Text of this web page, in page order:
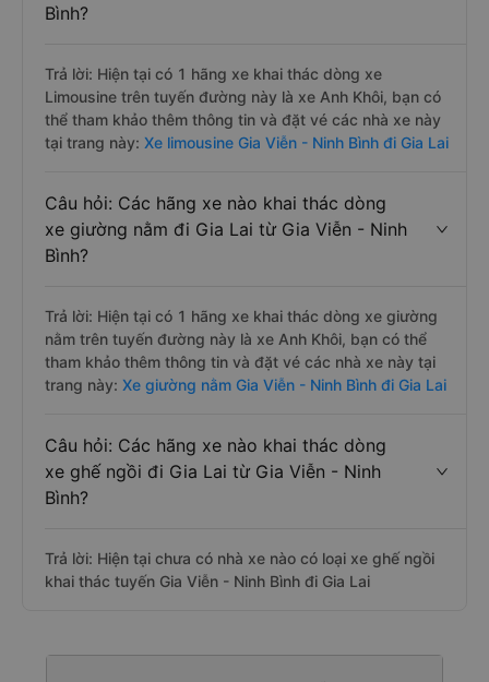
Bình?
Trả lời: Hiện tại có 1 hãng xe khai thác dòng xe
Limousine trên tuyến đường này là xe Anh Khôi, bạn có
thể tham khảo thêm thông tin và đặt vé các nhà xe này
tại trang này: Xe limousine Gia Viễn - Ninh Bình đi Gia Lai
Câu hỏi: Các hãng xe nào khai thác dòng
xe giường nằm đi Gia Lai từ Gia Viễn - Ninh
Bình?
Trả lời: Hiện tại có 1 hãng xe khai thác dòng xe giường
nằm trên tuyến đường này là xe Anh Khôi, bạn có thể
tham khảo thêm thông tin và đặt vé các nhà xe này tại
trang này: Xe giường nằm Gia Viễn - Ninh Bình đi Gia Lai
Câu hỏi: Các hãng xe nào khai thác dòng
xe ghế ngồi đi Gia Lai từ Gia Viễn - Ninh
Bình?
Trả lời: Hiện tại chưa có nhà xe nào có loại xe ghế ngồi
khai thác tuyến Gia Viễn - Ninh Bình đi Gia Lai